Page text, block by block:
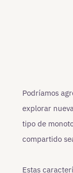
Podríamos
explorar
tipo de
compartido
Estas